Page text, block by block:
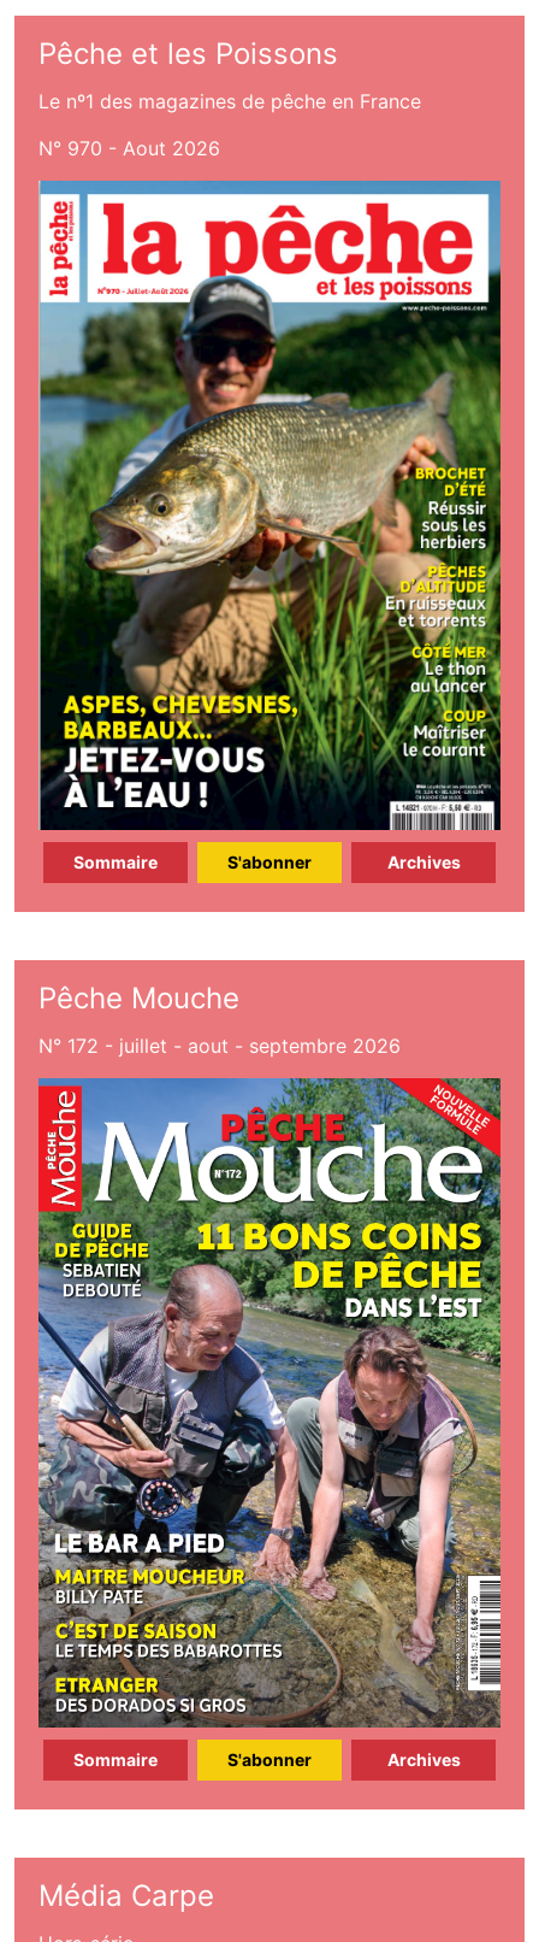
Pêche et les Poissons
Le nº1 des magazines de pêche en France
N° 970 - Aout 2026
Sommaire S'abonner Archives
Pêche Mouche
N° 172 - juillet - aout - septembre 2026
Sommaire S'abonner Archives
Média Carpe